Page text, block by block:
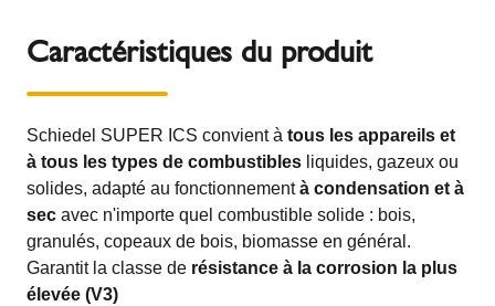
Caractéristiques du produit
Schiedel SUPER ICS convient à tous les appareils et
à tous les types de combustibles liquides, gazeux ou
solides, adapté au fonctionnementà condensation et à
sec avec n'importe quel combustible solide : bois,
granulés, copeaux de bois, biomasse en général.
Garantit la classe de résistance à la corrosion la plus
élevée (V3)